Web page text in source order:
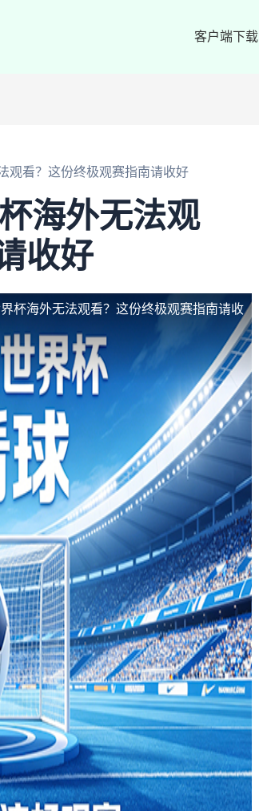
客户端下载
观看？这份终极观赛指南请收好
海外无法观
收好
杯海外无法观看？这份终极观赛指南请收